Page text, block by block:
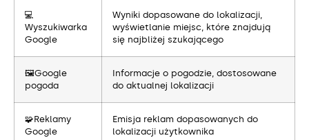
💻
Wyszukiwarka
Google
Wyniki dopasowane do lokalizacji,
wyświetlanie miejsc, które znajdują
się najbliżej szukającego
🖼️Google
pogoda
Informacje o pogodzie, dostosowane
do aktualnej lokalizacji
🧩Reklamy
Google
Emisja reklam dopasowanych do
lokalizacji użytkownika